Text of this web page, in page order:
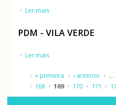
Ler mais
PDM - VILA VERDE
Ler mais
Páginas
« primeira ‹ anterior …
168
169 170 171